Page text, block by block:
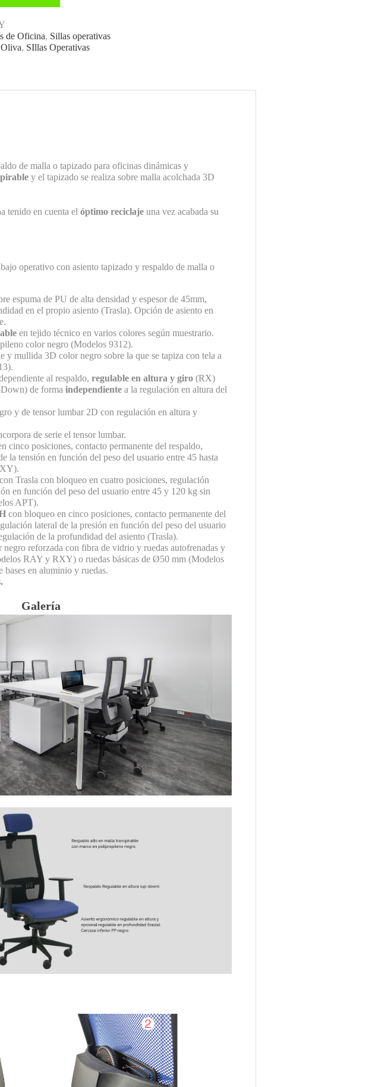
de Oficina, Sillas operativas
, SIllas Operativas
de malla o tapizado para oficinas dinámicas y
y el tapizado se realiza sobre malla acolchada 3D
tenido en cuenta elóptimo reciclaje una vez acabada su
operativo con asiento tapizado y respaldo de malla o
espuma de PU de alta densidad y espesor de 45mm,
en el propio asiento (Trasla). Opción de asiento en
en tejido técnico en varios colores según muestrario.
color negro (Modelos 9312).
y mullida 3D color negro sobre la que se tapiza con tela a
al respaldo,regulable en altura y giro(RX)
de forma independientea la regulación en altura del
y de tensor lumbar 2D con regulación en altura y
de serie el tensor lumbar.
cinco posiciones, contacto permanente del respaldo,
la tensión en función del peso del usuario entre 45 hasta
con Trasla con bloqueo en cuatro posiciones, regulación
en función del peso del usuario entre 45 y 120 kg sin
APT).
con bloqueo en cinco posiciones, contacto permanente del
lateral de la presión en función del peso del usuario
de la profundidad del asiento (Trasla).
reforzada con fibra de vidrio y ruedas autofrenadas y
RAY y RXY) o ruedas básicas de Ø50 mm (Modelos
en aluminio y ruedas.
Galería